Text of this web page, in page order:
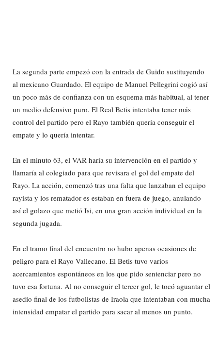
La segunda parte empezó con la entrada de Guido sustituyendo
al mexicano Guardado. El equipo de Manuel Pellegrini cogió así
un poco más de confianza con un esquema más habitual, al tener
un medio defensivo puro. El Real Betis intentaba tener más
control del partido pero el Rayo también quería conseguir el
empate y lo quería intentar.
En el minuto 63, el VAR haría su intervención en el partido y
llamaría al colegiado para que revisara el gol del empate del
Rayo. La acción, comenzó tras una falta que lanzaban el equipo
rayista y los rematador es estaban en fuera de juego, anulando
así el golazo que metió Isi, en una gran acción individual en la
segunda jugada.
En el tramo final del encuentro no hubo apenas ocasiones de
peligro para el Rayo Vallecano. El Betis tuvo varios
acercamientos espontáneos en los que pido sentenciar pero no
tuvo esa fortuna. Al no conseguir el tercer gol, le tocó aguantar el
asedio final de los futbolistas de Iraola que intentaban con mucha
intensidad empatar el partido para sacar al menos un punto.